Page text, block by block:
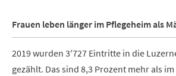
Frauen leben länger im Pflegeheim als
2019 wurden 3'727 Eintritte in die
gezählt. Das sind 8,3 Prozent mehr als